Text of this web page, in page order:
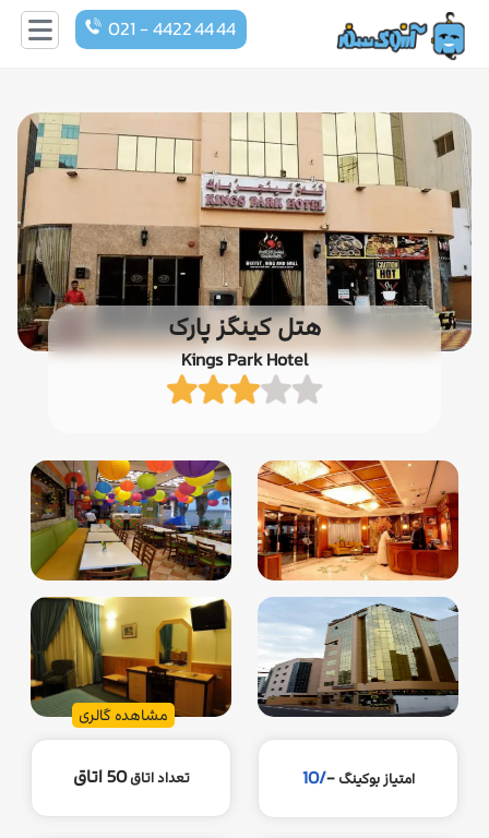
021 - 4422 44 44
هتل کینگز پارک
Kings Park Hotel
مشاهده گالری
امتیاز بوکینگ-
/10 تعداد اتاق50 اتاق